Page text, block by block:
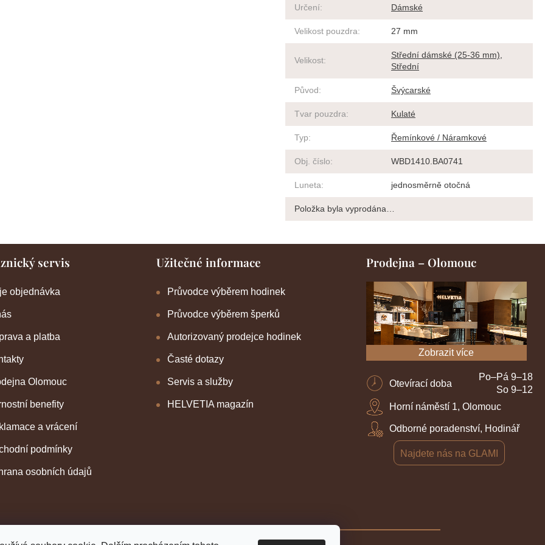
Určení: Dámské
Velikost pouzdra: 27 mm
Velikost:
Střední dámské (25-36 mm),
Střední
Původ: Švýcarské
Tvar pouzdra: Kulaté
Typ: Řemínkové / Náramkové
Obj. číslo: WBD1410.BA0741
Luneta: jednosměrně otočná
Položka byla vyprodána…
servis
objednávka
a platba
Olomouc
benefity
a vrácení
podmínky
osobních údajů
Užitečné informace
Průvodce výběrem hodinek
Průvodce výběrem šperků
Autorizovaný prodejce hodinek
Časté dotazy
Servis a služby
HELVETIA magazín
Prodejna – Olomouc
Zobrazit více
Otevírací doba
Po–Pá 9–18
So 9–12
Horní náměstí 1, Olomouc
Odborné poradenství, Hodinář
Najdete nás na GLAMI